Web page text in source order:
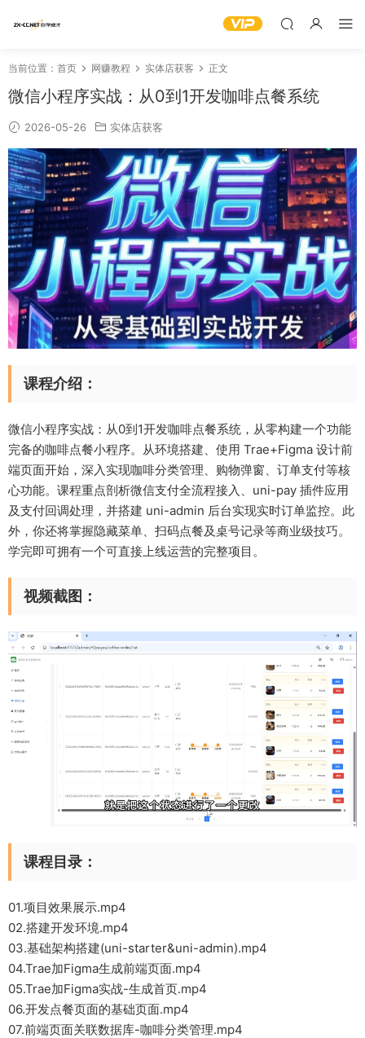
当前位置： 首页 网赚教程 实体店获客 正文
微信小程序实战：从0到1开发咖啡点餐系统
2026-05-26 实体店获客
课程介绍：
微信小程序实战：从0到1开发咖啡点餐系统，从零构建一个功能
完备的咖啡点餐小程序。从环境搭建、使用 Trae+Figma 设计前
端页面开始，深入实现咖啡分类管理、购物弹窗、订单支付等核
心功能。课程重点剖析微信支付全流程接入、uni-pay 插件应用
及支付回调处理，并搭建 uni-admin 后台实现实时订单监控。此
外，你还将掌握隐藏菜单、扫码点餐及桌号记录等商业级技巧。
学完即可拥有一个可直接上线运营的完整项目。
视频截图：
课程目录：
01.项目效果展示.mp4
02.搭建开发环境.mp4
03.基础架构搭建(uni-starter&uni-admin).mp4
04.Trae加Figma生成前端页面.mp4
05.Trae加Figma实战-生成首页.mp4
06.开发点餐页面的基础页面.mp4
07.前端页面关联数据库-咖啡分类管理.mp4